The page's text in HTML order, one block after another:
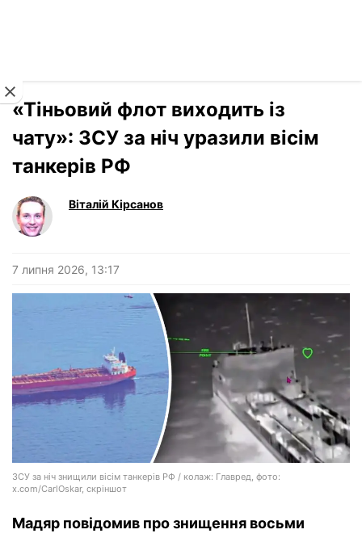
«Тіньовий флот виходить із
чату»: ЗСУ за ніч уразили вісім
танкерів РФ
Віталій Кірсанов
7 липня 2026, 13:17
ЗСУ за ніч знищили вісім танкерів РФ / колаж: Главред, фото:
x.com/CarlOskar, скріншот
Мадяр повідомив про знищення восьми